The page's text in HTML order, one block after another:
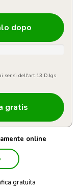
dopo
sensi dell'art.13 D.lgs
online
gratuita